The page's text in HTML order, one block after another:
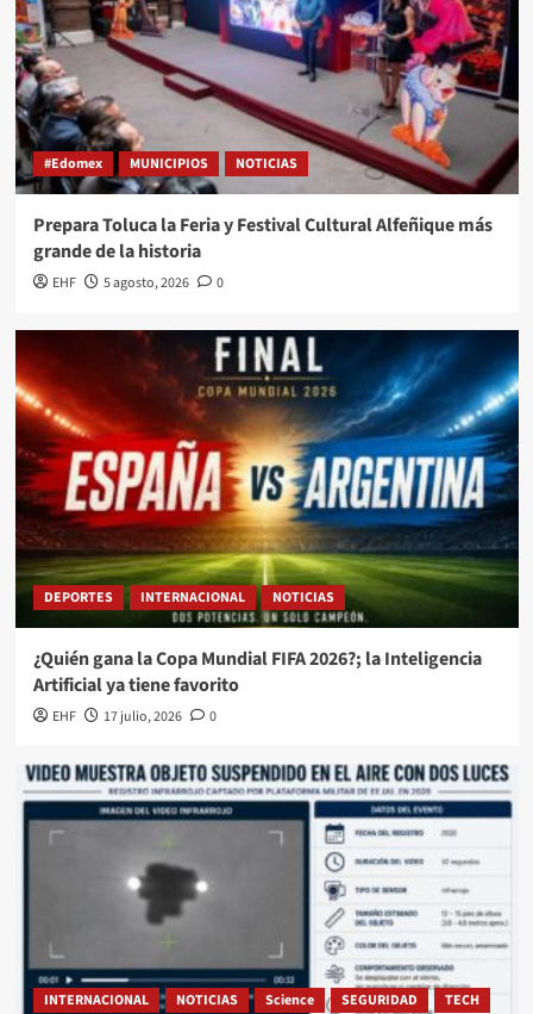
#Edomex MUNICIPIOS NOTICIAS
Prepara Toluca la Feria y Festival Cultural Alfeñique más
grande de la historia
EHF 5 agosto, 2026 0
DEPORTES INTERNACIONAL NOTICIAS
¿Quién gana la Copa Mundial FIFA 2026?; la Inteligencia
Artificial ya tiene favorito
EHF 17 julio, 2026 0
INTERNACIONAL NOTICIAS Science SEGURIDAD
TECH